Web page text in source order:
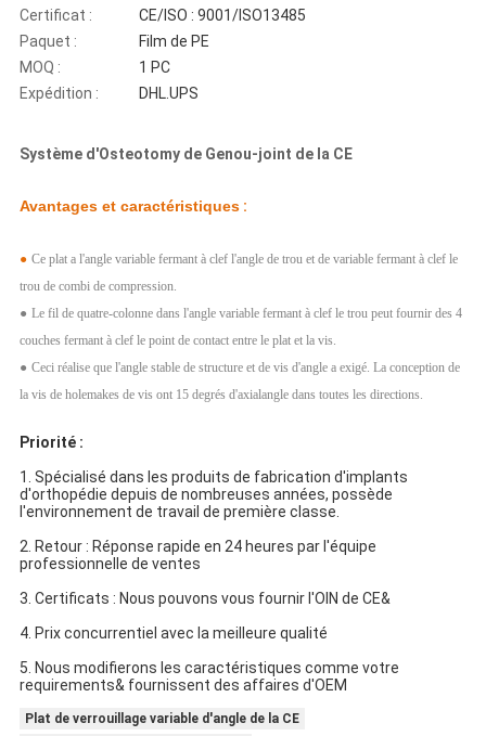
Certificat :
CE/ISO : 9001/ISO13485
Paquet :
Film de PE
MOQ :
1 PC
Expédition :
DHL.UPS
Système d'Osteotomy de Genou-joint de la CE
Avantages et caractéristiques:
● Ce plat a l'angle variable fermant à clef l'angle de trou et de variable fermant à clef le
trou de combi de compression.
● Le fil de quatre-colonne dans l'angle variable fermant à clef le trou peut fournir des 4
couches fermant à clef le point de contact entre le plat et la vis.
● Ceci réalise que l'angle stable de structure et de vis d'angle a exigé. La conception de
la vis de holemakes de vis ont 15 degrés d'axialangle dans toutes les directions.
Priorité :
1. Spécialisé dans les produits de fabrication d'implants
d'orthopédie depuis de nombreuses années, possède
l'environnement de travail de première classe.
2. Retour : Réponse rapide en 24 heures par l'équipe
professionnelle de ventes
3. Certificats : Nous pouvons vous fournir l'OIN de CE&
4. Prix concurrentiel avec la meilleure qualité
5. Nous modifierons les caractéristiques comme votre
requirements& fournissent des affaires d'OEM
Plat de verrouillage variable d'angle de la CE